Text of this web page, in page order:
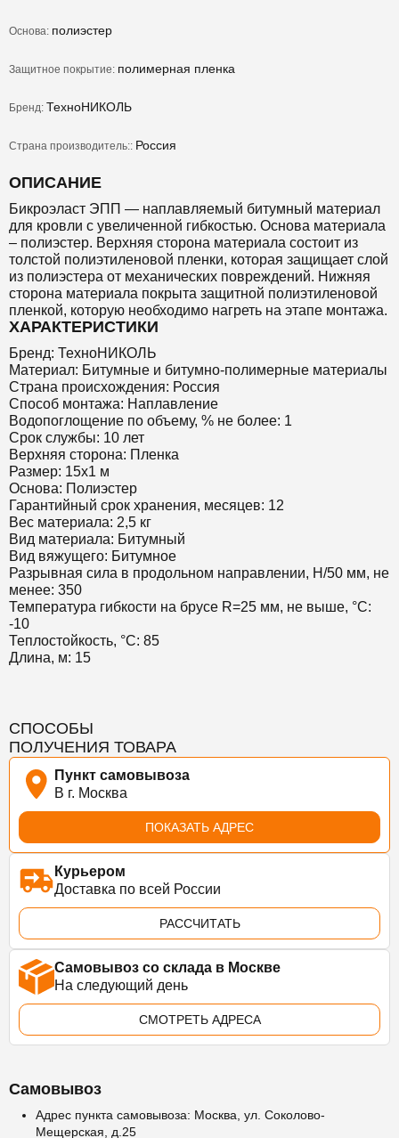
Основа: полиэстер
Защитное покрытие: полимерная пленка
Бренд: ТехноНИКОЛЬ
Страна производитель:: Россия
ОПИСАНИЕ
Бикроэласт ЭПП — наплавляемый битумный материал
для кровли с увеличенной гибкостью. Основа материала
– полиэстер. Верхняя сторона материала состоит из
толстой полиэтиленовой пленки, которая защищает слой
из полиэстера от механических повреждений. Нижняя
сторона материала покрыта защитной полиэтиленовой
пленкой, которую необходимо нагреть на этапе монтажа.
ХАРАКТЕРИСТИКИ
Бренд: ТехноНИКОЛЬ
Материал: Битумные и битумно-полимерные материалы
Страна происхождения: Россия
Способ монтажа: Наплавление
Водопоглощение по объему, % не более: 1
Срок службы: 10 лет
Верхняя сторона: Пленка
Размер: 15х1 м
Основа: Полиэстер
Гарантийный срок хранения, месяцев: 12
Вес материала: 2,5 кг
Вид материала: Битумный
Вид вяжущего: Битумное
Разрывная сила в продольном направлении, Н/50 мм, не
менее: 350
Температура гибкости на брусе R=25 мм, не выше, °C:
-10
Теплостойкость, °C: 85
Длина, м: 15
СПОСОБЫ
ПОЛУЧЕНИЯ ТОВАРА
Пункт самовывоза
В г. Москва
ПОКАЗАТЬ АДРЕС
Курьером
Доставка по всей России
РАССЧИТАТЬ
Самовывоз со склада в Москве
На следующий день
СМОТРЕТЬ АДРЕСА
Самовывоз
Адрес пункта самовывоза: Москва, ул. Соколово-
Мещерская, д.25